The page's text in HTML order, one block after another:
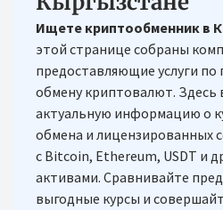
Ищете криптообменник в
этой странице собраны
предоставляющие услуги по
обмену криптовалют. Здесь
актуальную информацию о
обмена и лицензированных
с Bitcoin, Ethereum, USDT и
активами. Сравнивайте
выгодные курсы и